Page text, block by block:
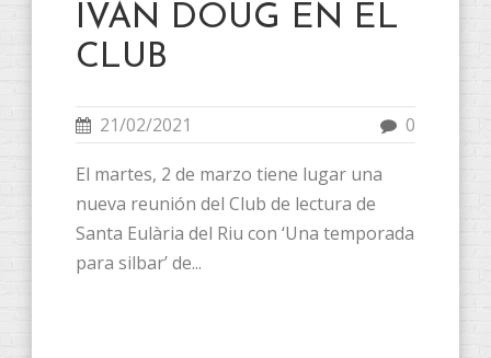
IVAN DOUG EN EL
CLUB
21/02/2021 0
El martes, 2 de marzo tiene lugar una
nueva reunión del Club de lectura de
Santa Eulària del Riu con ‘Una temporada
para silbar’ de...